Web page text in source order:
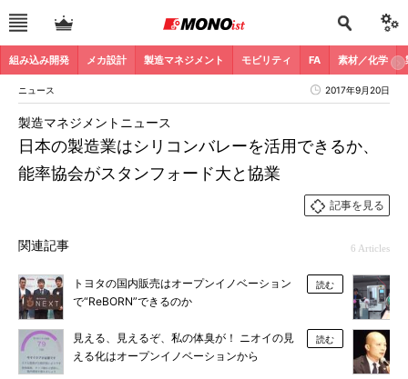
組み込み開発 メカ設計 製造マネジメント モビリティ FA 素材／化学
ニュース 2017年9月20日
日本の製造業はシリコンバレーを活用できるか、
能率協会がスタンフォード大と協業
製造マネジメントニュース
記事を見る
関連記事 6 Articles
トヨタの国内販売はオープンイノベーション
で“ReBORN”できるのか
読む
見える、見えるぞ、私の体臭が！ ニオイの見
える化はオープンイノベーションから
読む